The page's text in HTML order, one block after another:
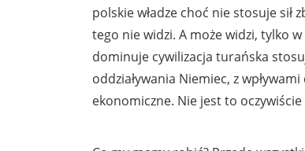
polskie władze choć nie stosuje sił
tego nie widzi. A może widzi, tylko
dominuje cywilizacja turańska
oddziaływania Niemiec, z
ekonomiczne. Nie jest to